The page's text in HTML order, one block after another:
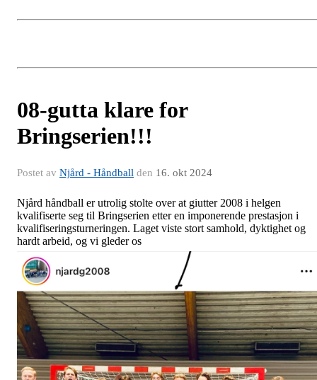
08-gutta klare for
Bringserien!!!
Postet av Njård - Håndball den 16. okt 2024
Njård håndball er utrolig stolte over at giutter 2008 i helgen
kvalifiserte seg til Bringserien etter en imponerende prestasjon i
kvalifiseringsturneringen. Laget viste stort samhold, dyktighet og
hardt arbeid, og vi gleder os